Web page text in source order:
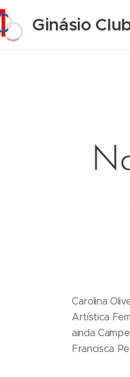
Ginásio
Carolina
Artística
ainda
Francisca